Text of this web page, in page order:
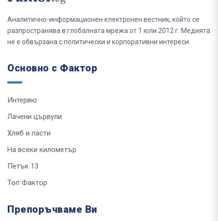
Аналитично-информационен електронен вестник, който се
разпространява в глобалната мрежа от 1 юли 2012 г. Медията
не е обвързана с политически и корпоративни интереси.
Основно с Фактор
Интервю
Лачени цървули
Хляб и пасти
На всеки километър
Петък 13
Топ Фактор
Препоръчваме Ви